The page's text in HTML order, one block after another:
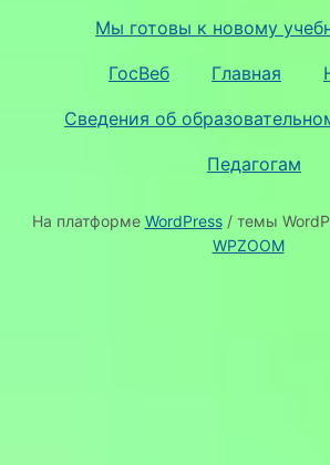
Мы готовы к новому
ГосВеб Главная
Сведения об
Педагогам
На платформе WordPress/ темы
WPZOOM